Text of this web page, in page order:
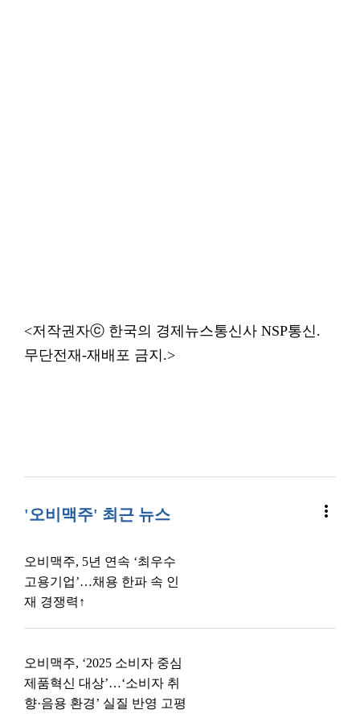
<저작권자ⓒ 한국의 경제뉴스통신사 NSP통신.
무단전재-재배포 금지.>
'오비맥주' 최근 뉴스 more_vert
오비맥주, 5년 연속 ‘최우수
고용기업’…채용 한파 속 인
재 경쟁력↑
오비맥주, ‘2025 소비자 중심
제품혁신 대상’…‘소비자 취
향·음용 환경’ 실질 반영 고평